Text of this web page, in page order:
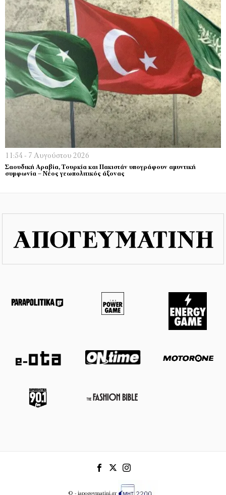
11:54 - 7 Αυγούστου 2026
Σαουδική Αραβία, Τουρκία και Πακιστάν υπογράφουν αμυντική
συμφωνία – Νέος γεωπολιτικός άξονας
© - iapogevmatini.gr